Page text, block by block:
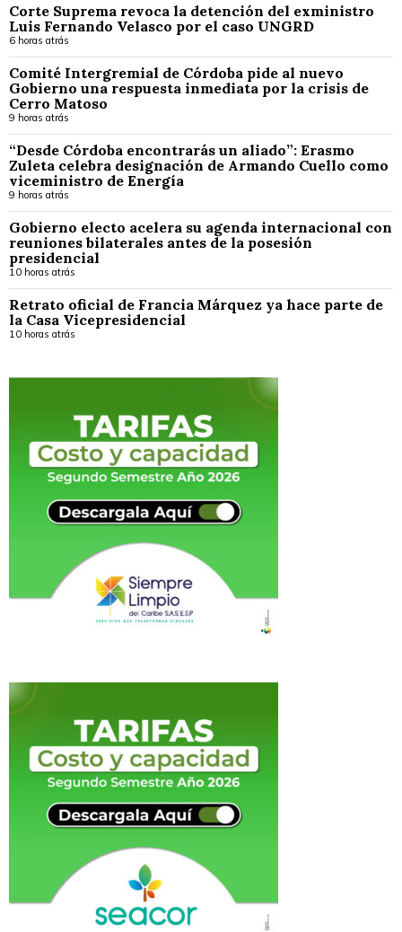
Corte Suprema revoca la detención del exministro
Luis Fernando Velasco por el caso UNGRD
6 horas atrás
Comité Intergremial de Córdoba pide al nuevo
Gobierno una respuesta inmediata por la crisis de
Cerro Matoso
9 horas atrás
“Desde Córdoba encontrarás un aliado”: Erasmo
Zuleta celebra designación de Armando Cuello como
viceministro de Energía
9 horas atrás
Gobierno electo acelera su agenda internacional con
reuniones bilaterales antes de la posesión
presidencial
10 horas atrás
Retrato oficial de Francia Márquez ya hace parte de
la Casa Vicepresidencial
10 horas atrás